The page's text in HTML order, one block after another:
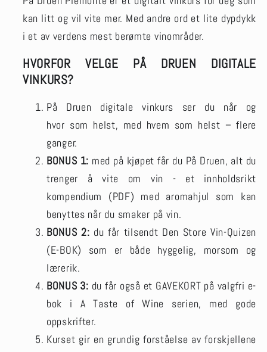
kan litt og vil vite mer. Med andre ord et lite dypdykk
i et av verdens mest berømte vinområder.
HVORFOR VELGE PÅ DRUEN DIGITALE
VINKURS?
På Druen digitale vinkurs ser du når og
hvor som helst, med hvem som helst – flere
ganger.
BONUS 1: med på kjøpet får du På Druen, alt du
trenger å vite om vin - et innholdsrikt
kompendium (PDF) med aromahjul som kan
benyttes når du smaker på vin.
BONUS 2: du får tilsendt Den Store Vin-Quizen
(E-BOK) som er både hyggelig, morsom og
lærerik.
BONUS 3: du får også et GAVEKORT på valgfri e-
bok i A Taste of Wine serien, med gode
oppskrifter.
Kurset gir en grundig forståelse av forskjellene